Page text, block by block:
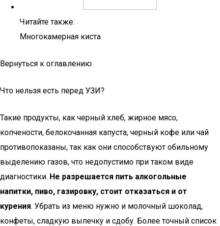
Читайте также:
Многокамерная киста
Вернуться к оглавлению
Что нельзя есть перед УЗИ?
Такие продукты, как черный хлеб, жирное мясо,
копчености, белокочанная капуста, черный кофе или чай
противопоказаны, так как они способствуют обильному
выделению газов, что недопустимо при таком виде
диагностики. Не разрешается пить алкогольные
напитки, пиво, газировку, стоит отказаться и от
курения. Убрать из меню нужно и молочный шоколад,
конфеты, сладкую выпечку и сдобу. Более точный список